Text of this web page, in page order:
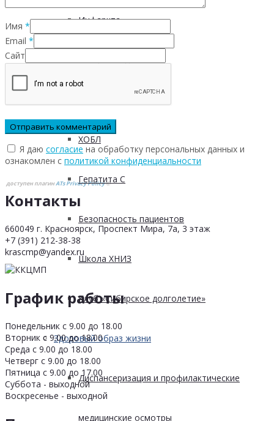
Инфаркта
Сахарного диабета
ХОБЛ
Гепатита С
Безопасность пациентов
Школа ХНИЗ
Клуб «Сибирское долголетие»
Здоровый образ жизни
Диспансеризация и профилактические
медицинские осмотры
Имя *
Email *
Сайт
Я даю согласие на обработку персональных данных и
ознакомлен с политикой конфиденциальности
доступен плагинATs Privacy Policy©
Контакты
660049 г. Красноярск, Проспект Мира, 7а, 3 этаж
+7 (391) 212-38-38
krascmp@yandex.ru
График работы
Понедельник с 9.00 до 18.00
Вторник с 9.00 до 18.00
Среда с 9.00 до 18.00
Четверг с 9.00 до 18.00
Пятница с 9.00 до 17.00
Суббота - выходной
Воскресенье - выходной